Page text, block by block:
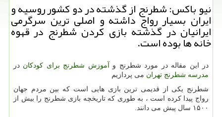
نیو باكس: شطرنج از گذشته در دو كشور روسیه و
ایران بسیار رواج داشته و اصلی ترین سرگرمی
ایرانیان در گذشته بازی كردن شطرنج در قهوه
خانه ها بوده است.
در این مقاله در مورد شطرنج و آموزش شطرنج برای کودکان در
مدرسه شطرنج تهران می پردازیم
شطرنج یکی از قدیمی ترین بازی هایی است که بین مردم جهان
رواج پیدا کرده است ، به طوری که تاریخچه بازی شطرنج را بیش از
۱۵۰۰ سال پیش می دانند.